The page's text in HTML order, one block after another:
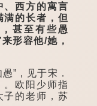
西方的寓言
满的长者，但
甚至有些愚
形容他/她，
”，见于宋．
。欧阳少师指
子的老师，苏